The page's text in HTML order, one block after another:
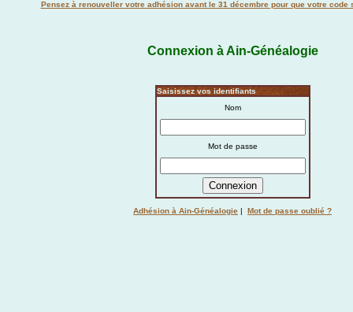
Pensez à renouveller votre adhésion avant le 31 décembre pour que votre code
Connexion à Ain-Généalogie
Saisissez vos identifiants
Nom
Mot de passe
Adhésion à Ain-Généalogie | Mot de passe oublié ?